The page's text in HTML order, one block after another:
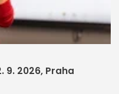
2026, Praha